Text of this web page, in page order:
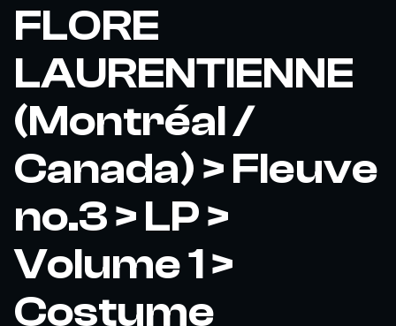
FLORE
LAURENTIENNE
(Montréal /
Canada) > Fleuve
no.3 > LP >
Volume 1 >
Costume